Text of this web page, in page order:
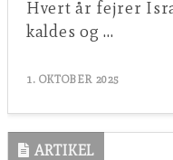
Hvert år fejrer
kaldes og …
1. OKTOBER 2025
ARTIKEL